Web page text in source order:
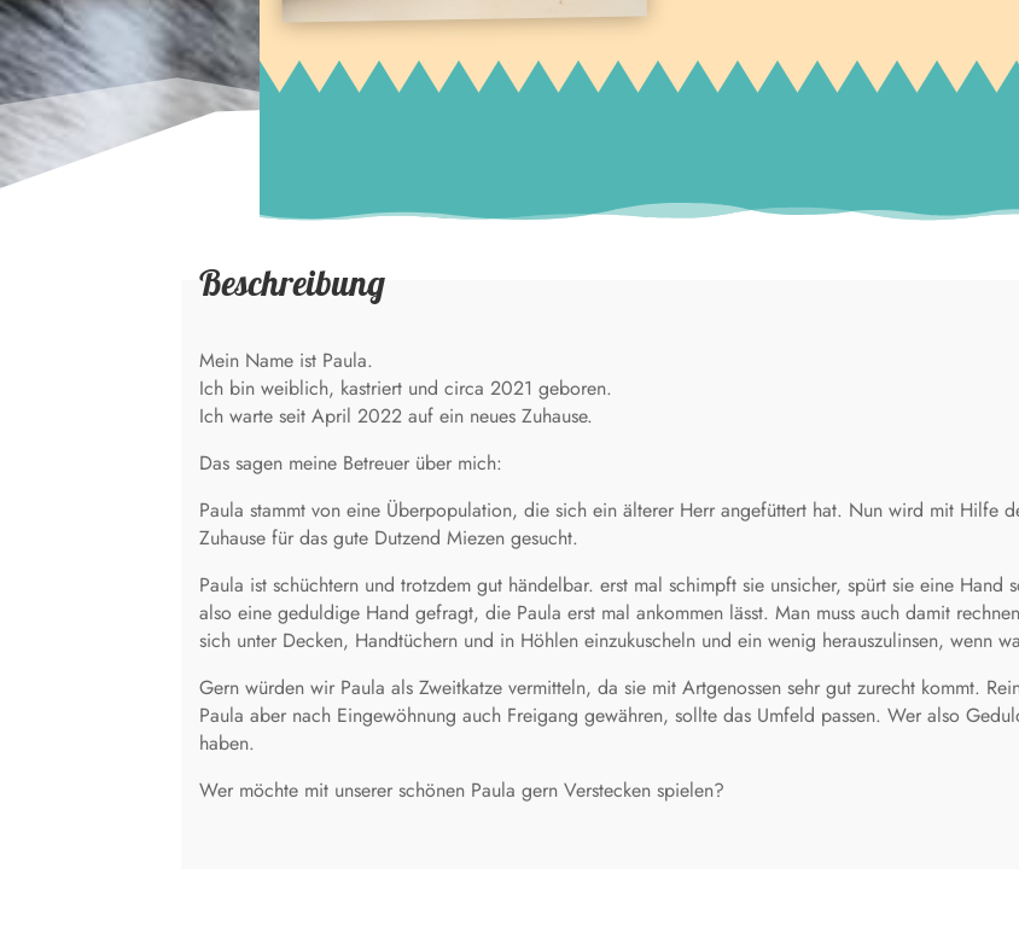
Beschreibung
Mein Name ist Paula.
Ich bin weiblich, kastriert und circa 2021 geboren.
Ich warte seit April 2022 auf ein neues Zuhause.
Das sagen meine Betreuer über mich:
Paula stammt von eine Überpopulation, die sich ein älterer Herr angefüttert hat. Nun wird mit Hilfe
Zuhause für das gute Dutzend Miezen gesucht.
Paula ist schüchtern und trotzdem gut händelbar. erst mal schimpft sie unsicher, spürt sie eine
also eine geduldige Hand gefragt, die Paula erst mal ankommen lässt. Man muss auch damit
sich unter Decken, Handtüchern und in Höhlen einzukuscheln und ein wenig herauszulinsen, wenn
Gern würden wir Paula als Zweitkatze vermitteln, da sie mit Artgenossen sehr gut zurecht kommt.
Paula aber nach Eingewöhnung auch Freigang gewähren, sollte das Umfeld passen. Wer also
haben.
Wer möchte mit unserer schönen Paula gern Verstecken spielen?